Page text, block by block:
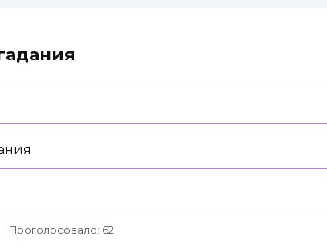
Проголосовало: 62